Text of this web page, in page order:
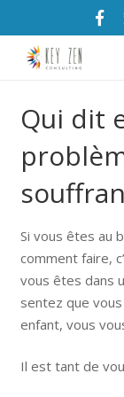
Qui dit
Si vous êtes au
comment faire,
vous êtes dans
sentez que
enfant, vous
Il est tant de